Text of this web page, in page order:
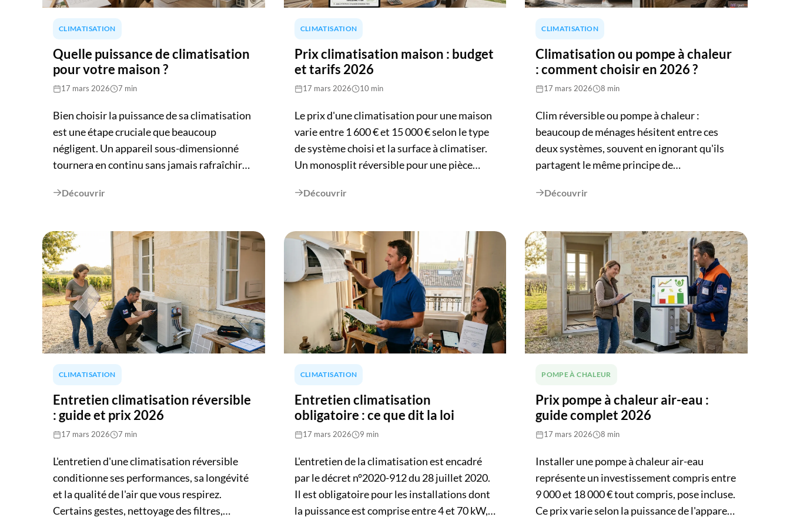
concret à exploiter dès l'installation.
Cet article détaille le calcul complet, étape
par étape, appliqué à une maison girondine
type.
calculer précisément le dimensionnement
adapté à votre situation.
CLIMATISATION
Quelle puissance de climatisation
pour votre maison ?
17 mars 2026 7 min
Bien choisir la puissance de sa climatisation
est une étape cruciale que beaucoup
négligent. Un appareil sous-dimensionné
tournera en continu sans jamais rafraîchir
prématurément. Un appareil
générera de l'inconfort. Pour éviter ces deux
écueils, ce guide vous présente deux
méthodes de calcul complémentaires : la
règle des W/m² selon l'isolation du logement
(entre 65 et 125 W/m²), et la formule BTU
par volume. Deux tableaux récapitulatifs
vous permettront de situer rapidement vos
besoins. Ajoutez à cela la règle des +15%
(https://tech-clim-enr.fr/climatisation)
utilisée en mode chauffage, et vous aurez
une base solide avant de faire appel à un
professionnel pour un bilan thermique
Découvrir
CLIMATISATION
Prix climatisation maison : budget
et tarifs 2026
17 mars 2026 10 min
Le prix d'une climatisation pour une maison
varie entre 1 600 € et 15 000 € selon le type
de système choisi et la surface à climatiser.
Un monosplit réversible pour une pièce
tandis qu'une installation multisplit pour
000 €. Plusieurs facteurs influencent ce
budget : la puissance requise, la complexité
de l'installation, la marque de l'équipement
et les travaux annexes. Des aides comme la
prime CEE peuvent réduire la facture. Ce
guide vous donne toutes les clés pour
budgéter votre projet.
Découvrir
CLIMATISATION
Climatisation ou pompe à chaleur
: comment choisir en 2026 ?
17 mars 2026 8 min
Clim réversible ou pompe à chaleur :
beaucoup de ménages hésitent entre ces
deux systèmes, souvent en ignorant qu'ils
partagent le même principe de
est en réalité une pompe à chaleur air-air. La
air-eau ? Le choix dépend de votre superficie,
de votre système de chauffage existant, de
votre région et de votre budget. Ce guide
compare les performances, les coûts
d'installation, les aides disponibles en 2026
et vous propose une recommandation selon
votre profil.
Découvrir
CLIMATISATION
Entretien climatisation réversible
: guide et prix 2026
17 mars 2026 7 min
L'entretien d'une climatisation réversible
conditionne ses performances, sa longévité
et la qualité de l'air que vous respirez.
Certains gestes, nettoyage des filtres,
CLIMATISATION
Entretien climatisation
obligatoire : ce que dit la loi
17 mars 2026 9 min
L'entretien de la climatisation est encadré
par le décret n°2020-912 du 28 juillet 2020.
Il est obligatoire pour les installations dont
la puissance est comprise entre 4 et 70 kW,
POMPE À CHALEUR
Prix pompe à chaleur air-eau :
guide complet 2026
17 mars 2026 8 min
Installer une pompe à chaleur air-eau
représente un investissement compris entre
9 000 et 18 000 € tout compris, pose incluse.
Ce prix varie selon la puissance de l'appareil,